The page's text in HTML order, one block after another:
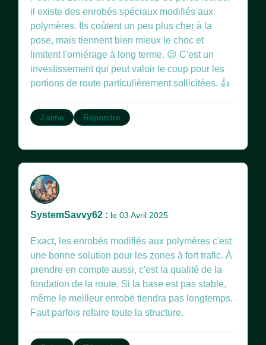
il existe des enrobés spéciaux modifiés aux
polymères. Ils coûtent un peu plus cher à la
pose, mais tiennent bien mieux le choc et
limitent l'orniérage à long terme. 😉 C'est un
investissement qui peut valoir le coup pour les
portions de route particulièrement sollicitées. 👍
J'aime Répondre
SystemSavvy62 : le 03 Avril 2025
Exact, les enrobés modifiés aux polymères c'est
une bonne solution pour les zones à fort trafic. À
prendre en compte aussi, c'est la qualité de la
fondation de la route. Si la base est pas stable,
même le meilleur enrobé tiendra pas longtemps.
Faut parfois refaire toute la structure.